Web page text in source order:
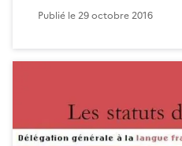
Publié le29 octobre 2016